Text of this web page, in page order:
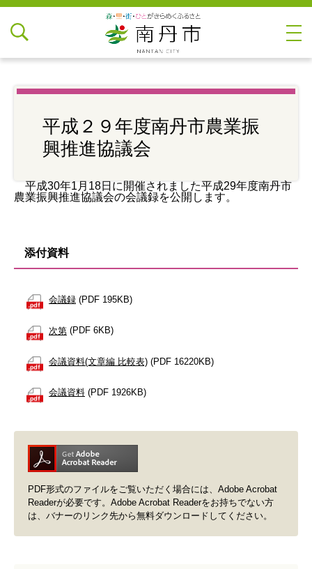
平成２９年度南丹市農業振
興推進協議会
平成30年1月18日に開催されました平成29年度南丹市
農業振興推進協議会の会議録を公開します。
添付資料
会議録 (PDF 195KB)
次第 (PDF 6KB)
会議資料(文章編 比較表) (PDF 16220KB)
会議資料 (PDF 1926KB)
PDF形式のファイルをご覧いただく場合には、Adobe Acrobat
Readerが必要です。Adobe Acrobat Readerをお持ちでない方
は、バナーのリンク先から無料ダウンロードしてください。